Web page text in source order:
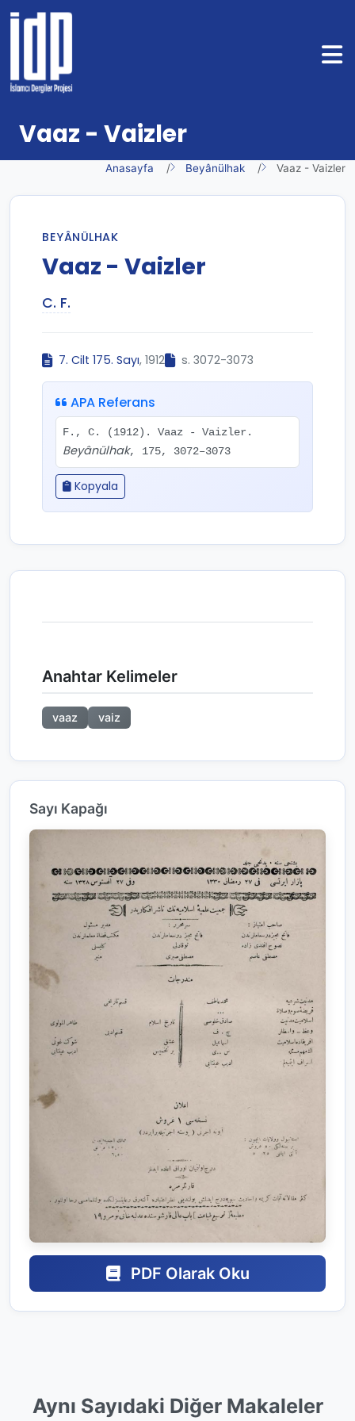
Vaaz - Vaizler
Anasayfa Beyânülhak Vaaz - Vaizler
BEYÂNÜLHAK
Vaaz - Vaizler
C. F.
7. Cilt 175. Sayı, 1912 s. 3072-3073
APA Referans
F., C. (1912). Vaaz - Vaizler.
Beyânülhak, 175, 3072–3073
Kopyala
Anahtar Kelimeler
vaaz vaiz
Sayı Kapağı
PDF Olarak Oku
Aynı Sayıdaki Diğer Makaleler